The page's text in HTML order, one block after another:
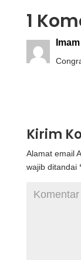
1
Kirim
Alamat email
wajib ditandai